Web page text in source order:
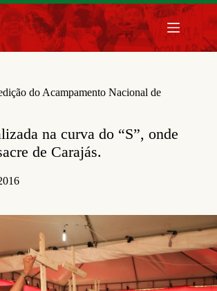
do Acampamento Nacional de
na curva do “S”, onde
de Carajás.